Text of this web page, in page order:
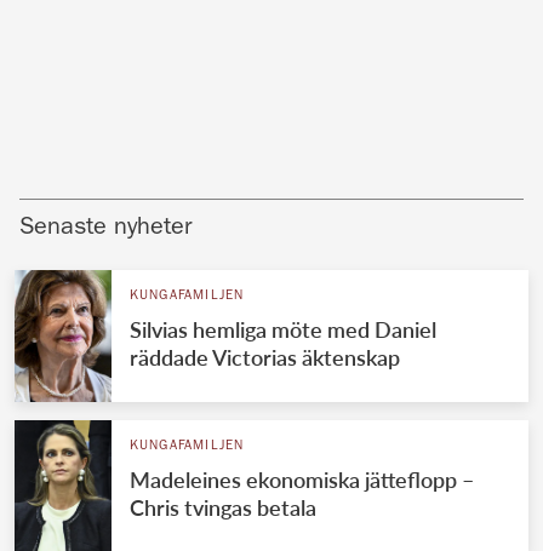
Senaste nyheter
KUNGAFAMILJEN
Silvias hemliga möte med Daniel
räddade Victorias äktenskap
KUNGAFAMILJEN
Madeleines ekonomiska jätteflopp –
Chris tvingas betala